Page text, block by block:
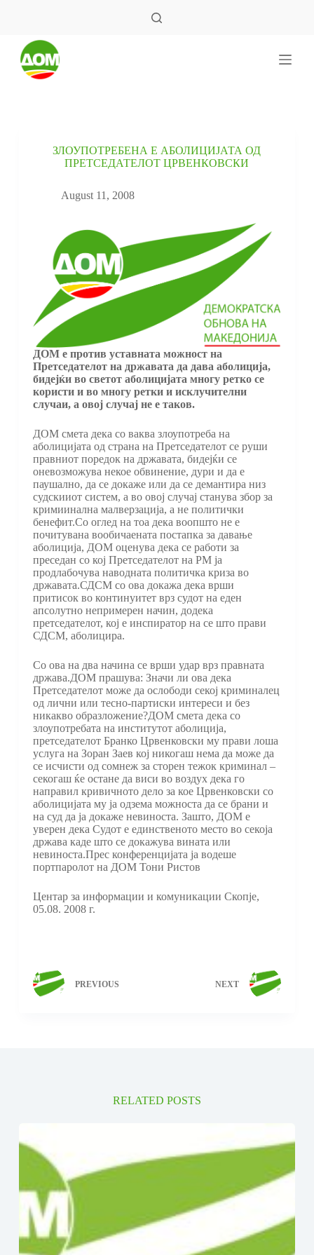
ЗЛОУПОТРЕБЕНА Е АБОЛИЦИЈАТА ОД
ПРЕТСЕДАТЕЛОТ ЦРВЕНКОВСКИ
August 11, 2008
ДОМ е против уставната можност на
Претседателот на државата да дава аболиција,
бидејќи во светот аболицијата многу ретко се
користи и во многу ретки и исклучителни
случаи, а овој случај не е таков.
ДОМ смета дека со ваква злоупотреба на
аболицијата од страна на Претседателот се руши
правниот поредок на државата, бидејќи се
оневозможува некое обвинение, дури и да е
паушално, да се докаже или да се демантира низ
судскииот систем, а во овој случај станува збор за
кримиинална малверзација, а не политички
бенефит.Со оглед на тоа дека воопшто не е
почитувана вообичаената постапка за давање
аболиција, ДОМ оценува дека се работи за
преседан со кој Претседателот на РМ ја
продлабочува наводната политичка криза во
државата.СДСМ со ова докажа дека врши
притисок во континуитет врз судот на еден
апсолутно непримерен начин, додека
претседателот, кој е инспиратор на се што прави
СДСМ, аболицира.
Со ова на два начина се врши удар врз правната
држава.ДОМ прашува: Значи ли ова дека
Претседателот може да ослободи секој криминалец
од лични или тесно-партиски интереси и без
никакво образложение?ДОМ смета дека со
злоупотребата на институтот аболиција,
претседателот Бранко Црвенковски му прави лоша
услуга на Зоран Заев кој никогаш нема да може да
се исчисти од сомнеж за сторен тежок криминал –
секогаш ќе остане да виси во воздух дека го
направил кривичното дело за кое Црвенковски со
аболицијата му ја одзема можноста да се брани и
на суд да ја докаже невиноста. Зашто, ДОМ е
уверен дека Судот е единственото место во секоја
држава каде што се докажува вината или
невиноста.Прес конференцијата ја водеше
портпаролот на ДОМ Тони Ристов
Центар за информации и комуникации Скопје,
05.08. 2008 г.
PREVIOUS NEXT
RELATED POSTS